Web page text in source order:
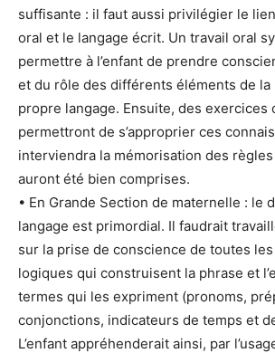
suffisante : il faut aussi privilégier le
oral et le langage écrit. Un travail oral
permettre à l’enfant de prendre
et du rôle des différents éléments de la
propre langage. Ensuite, des exercices
permettront de s’approprier ces
interviendra la mémorisation des
auront été bien comprises.
• En Grande Section de maternelle : le
langage est primordial. Il faudrait
sur la prise de conscience de toutes
logiques qui construisent la phrase et
termes qui les expriment (pronoms,
conjonctions, indicateurs de temps et
L’enfant appréhenderait ainsi, par